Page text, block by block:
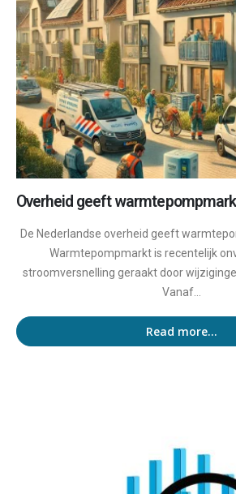
Overheid geeft
De Nederlandse overheid geeft
Warmtepompmarkt is recentelijk
stroomversnelling geraakt door
Vanaf...
Read more...